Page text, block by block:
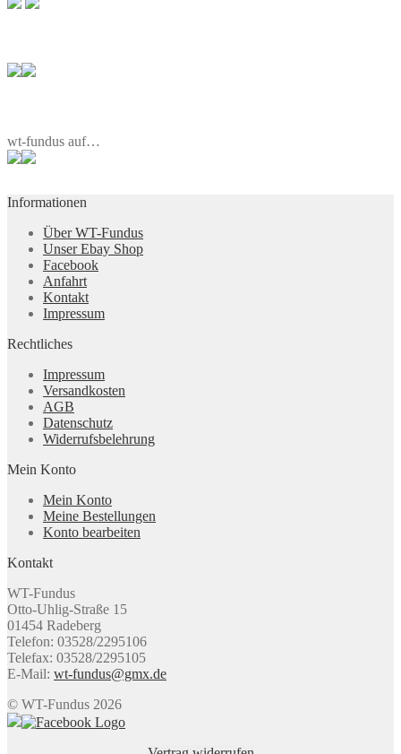
wt-fundus auf…
Informationen
Über WT-Fundus
Unser Ebay Shop
Facebook
Anfahrt
Kontakt
Impressum
Rechtliches
Impressum
Versandkosten
AGB
Datenschutz
Widerrufsbelehrung
Mein Konto
Mein Konto
Meine Bestellungen
Konto bearbeiten
Kontakt
WT-Fundus
Otto-Uhlig-Straße 15
01454 Radeberg
Telefon: 03528/2295106
Telefax: 03528/2295105
E-Mail: wt-fundus@gmx.de
© WT-Fundus 2026